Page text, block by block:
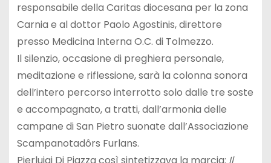
responsabile della Caritas diocesana per la zona
Carnia e al dottor Paolo Agostinis, direttore
presso Medicina Interna O.C. di Tolmezzo.
Il silenzio, occasione di preghiera personale,
meditazione e riflessione, sarà la colonna sonora
dell’intero percorso interrotto solo dalle tre soste
e accompagnato, a tratti, dall’armonia delle
campane di San Pietro suonate dall’Associazione
Scampanotadôrs Furlans.